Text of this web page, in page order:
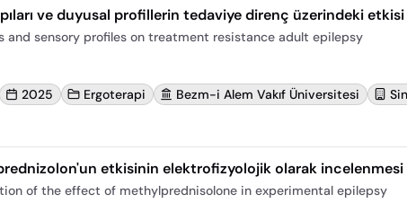
ve duyusal profillerin tedaviye direnç üzerindeki etkisi
sensory profiles on treatment resistance adult epilepsy
2025 Ergoterapi Bezm-i Alem Vakıf Üniversitesi
etkisinin elektrofizyolojik olarak incelenmesi
of the effect of methylprednisolone in experimental epilepsy